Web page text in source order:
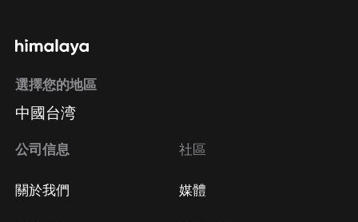
選擇您的地區
中國台湾
公司信息
關於我們
社區
媒體